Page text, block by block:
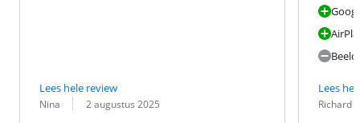
Lees hele review
Beoordeling door:
Nina
Datum: 2 augustus 2025
Lees
Richard
Datum: